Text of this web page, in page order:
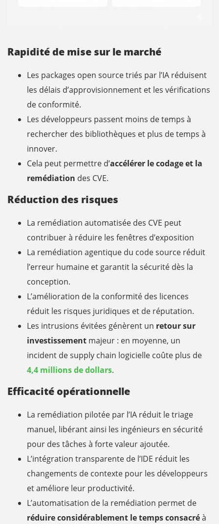
Rapidité de mise sur le marché
Les packages open source triés par l’IA réduisent
les délais d’approvisionnement et les vérifications
de conformité.
Les développeurs passent moins de temps à
rechercher des bibliothèques et plus de temps à
innover.
Cela peut permettre d’accélérer le codage et la
remédiation des CVE.
Réduction des risques
La remédiation automatisée des CVE peut
contribuer à réduire les fenêtres d’exposition
La remédiation agentique du code source réduit
l’erreur humaine et garantit la sécurité dès la
conception.
L’amélioration de la conformité des licences
réduit les risques juridiques et de réputation.
Les intrusions évitées génèrent un retour sur
investissement majeur : en moyenne, un
incident de supply chain logicielle coûte plus de
4,4 millions de dollars.
Efficacité opérationnelle
La remédiation pilotée par l’IA réduit le triage
manuel, libérant ainsi les ingénieurs en sécurité
pour des tâches à forte valeur ajoutée.
L’intégration transparente de l’IDE réduit les
changements de contexte pour les développeurs
et améliore leur productivité.
L’automatisation de la remédiation permet de
réduire considérablement le temps consacréà